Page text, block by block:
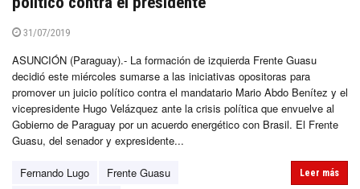
31/07/2019
ASUNCIÓN (Paraguay).- La formación de izquierda Frente Guasu
decidió este miércoles sumarse a las iniciativas opositoras para
promover un juicio político contra el mandatario Mario Abdo Benítez y el
vicepresidente Hugo Velázquez ante la crisis política que envuelve al
Gobierno de Paraguay por un acuerdo energético con Brasil. El Frente
Guasu, del senador y expresidente...
Fernando Lugo
Frente Guasu
Leer más